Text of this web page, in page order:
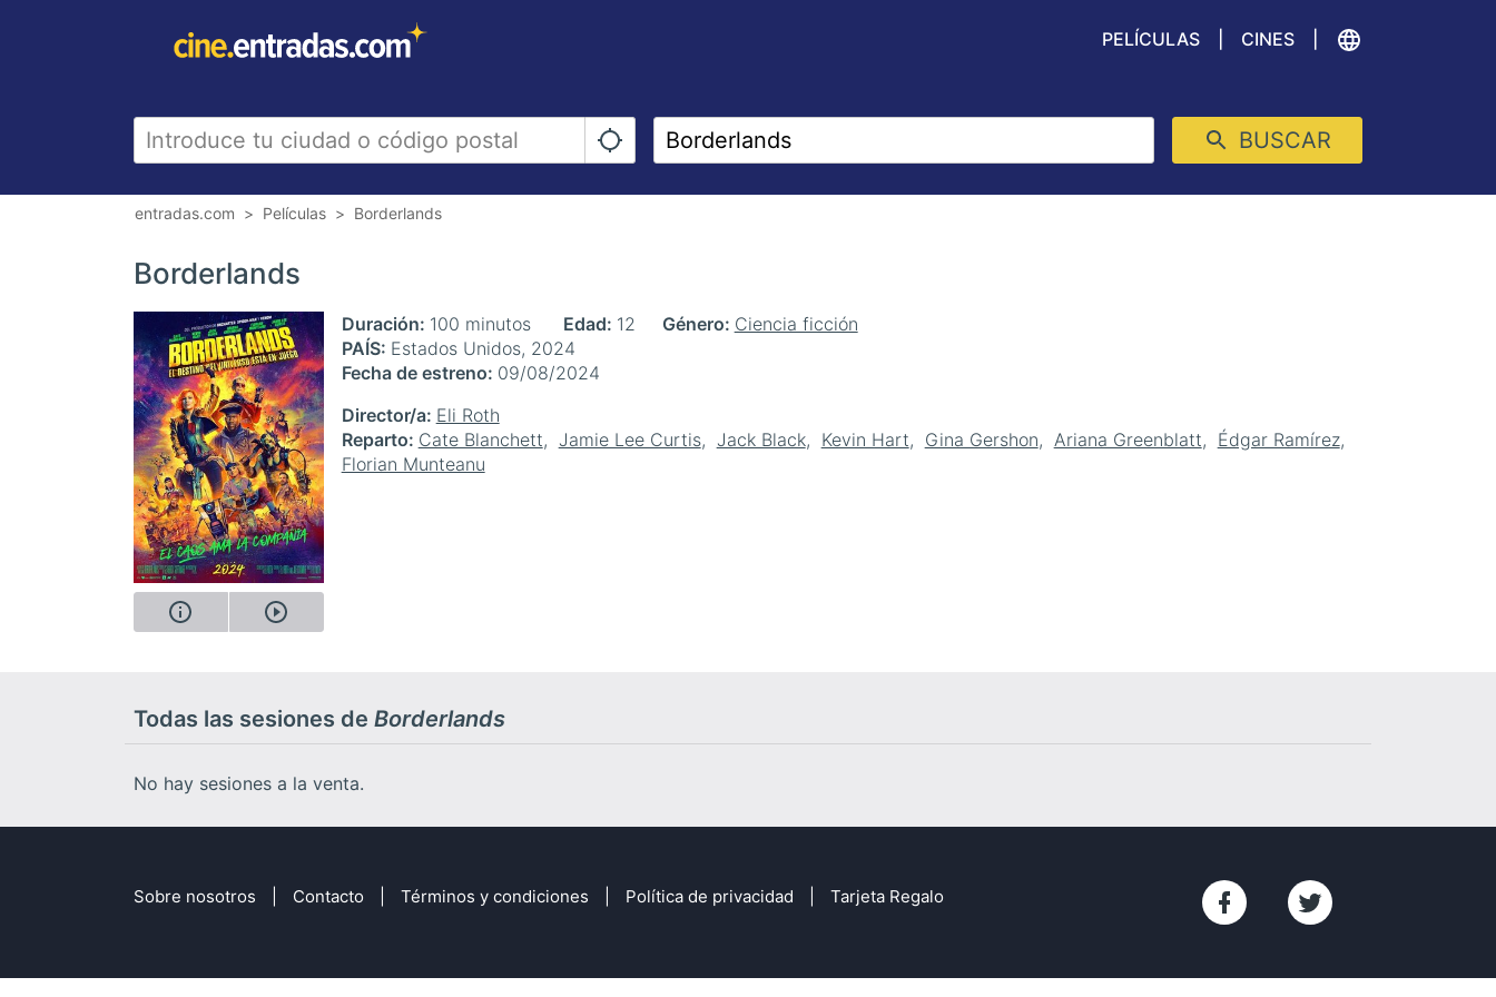
PELÍCULAS CINES
BUSCAR
entradas.com Películas Borderlands
Borderlands
Duración 100 minutos Edad 12 Género Ciencia ficción
PAÍS Estados Unidos, 2024
Fecha de estreno 09/08/2024
Director/a Eli Roth
Reparto Cate Blanchett Jamie Lee Curtis Jack Black Kevin Hart Gina Gershon Ariana Greenblatt
Édgar Ramírez
Florian Munteanu
Todas las sesiones de Borderlands
No hay sesiones a la venta.
Sobre nosotros Contacto Términos y condiciones Política de privacidad Tarjeta Regalo